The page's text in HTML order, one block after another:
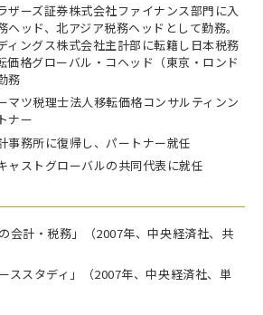
ザーズ証券株式会社ファイナンス部門に入
ヘッド、北アジア税務ヘッドとして勤務。
ィングス株式会社主計部に転籍し日本税務
価格グローバル・コヘッド（東京・ロンド
務
マツ税理士法人移転価格コンサルティンン
ナー
事務所に復帰し、パートナー就任
ャストグローバルの共同代表に就任
会計・税務」（2007年、中央経済社、共
ススタディ」（2007年、中央経済社、単